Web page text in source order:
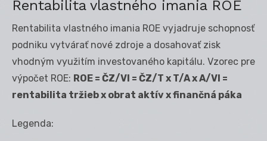
Rentabilita vlastného imania ROE
Rentabilita vlastného imania ROE vyjadruje schopnosť
podniku vytvárať nové zdroje a dosahovať zisk
vhodným využitím investovaného kapitálu. Vzorec pre
výpočet ROE: ROE = ČZ/VI = ČZ/T x T/A x A/VI =
rentabilita tržieb x obrat aktív x finančná páka
Legenda: